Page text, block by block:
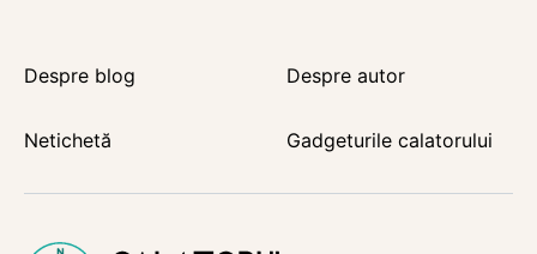
Despre blog Despre autor
Netichetă Gadgeturile calatorului